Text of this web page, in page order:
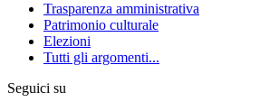
Trasparenza amministrativa
Patrimonio culturale
Elezioni
Tutti gli argomenti...
Seguici su